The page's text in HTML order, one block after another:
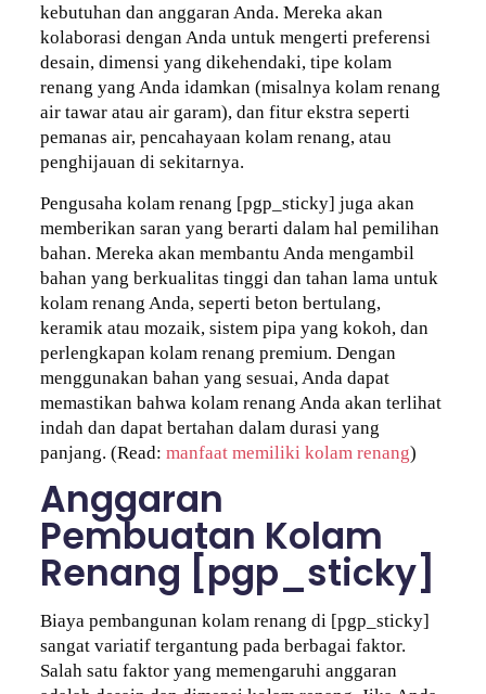
kebutuhan dan anggaran Anda. Mereka akan
kolaborasi dengan Anda untuk mengerti preferensi
desain, dimensi yang dikehendaki, tipe kolam
renang yang Anda idamkan (misalnya kolam renang
air tawar atau air garam), dan fitur ekstra seperti
pemanas air, pencahayaan kolam renang, atau
penghijauan di sekitarnya.
Pengusaha kolam renang [pgp_sticky] juga akan
memberikan saran yang berarti dalam hal pemilihan
bahan. Mereka akan membantu Anda mengambil
bahan yang berkualitas tinggi dan tahan lama untuk
kolam renang Anda, seperti beton bertulang,
keramik atau mozaik, sistem pipa yang kokoh, dan
perlengkapan kolam renang premium. Dengan
menggunakan bahan yang sesuai, Anda dapat
memastikan bahwa kolam renang Anda akan terlihat
indah dan dapat bertahan dalam durasi yang
panjang. (Read: manfaat memiliki kolam renang)
Anggaran
Pembuatan Kolam
Renang [pgp_sticky]
Biaya pembangunan kolam renang di [pgp_sticky]
sangat variatif tergantung pada berbagai faktor.
Salah satu faktor yang memengaruhi anggaran